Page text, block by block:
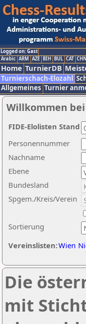
Logged on: Gast
Arabic ARM AZE BIH BUL CAT CHN
Home TurnierDB
Turnierschach-Elozahl
Allgemeines Turnier
Willkommen
Nachname
Ebene
Sortierung
Personennummer
Bundesland
Spgem./Kreis/Verein
Vereinslisten:Wien
FIDE-Elolisten Stand
Die
mit